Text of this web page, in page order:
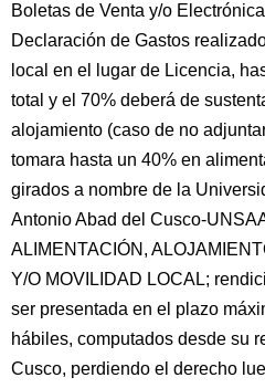
Boletas de Venta y/o
Declaración de Gastos
local en el lugar de Licencia,
total y el 70% deberá de
alojamiento (caso de no
tomara hasta un 40% en
girados a nombre de la
Antonio Abad del Cusco-
ALIMENTACIÓN,
Y/O MOVILIDAD LOCAL;
ser presentada en el plazo
hábiles, computados desde su
Cusco, perdiendo el derecho